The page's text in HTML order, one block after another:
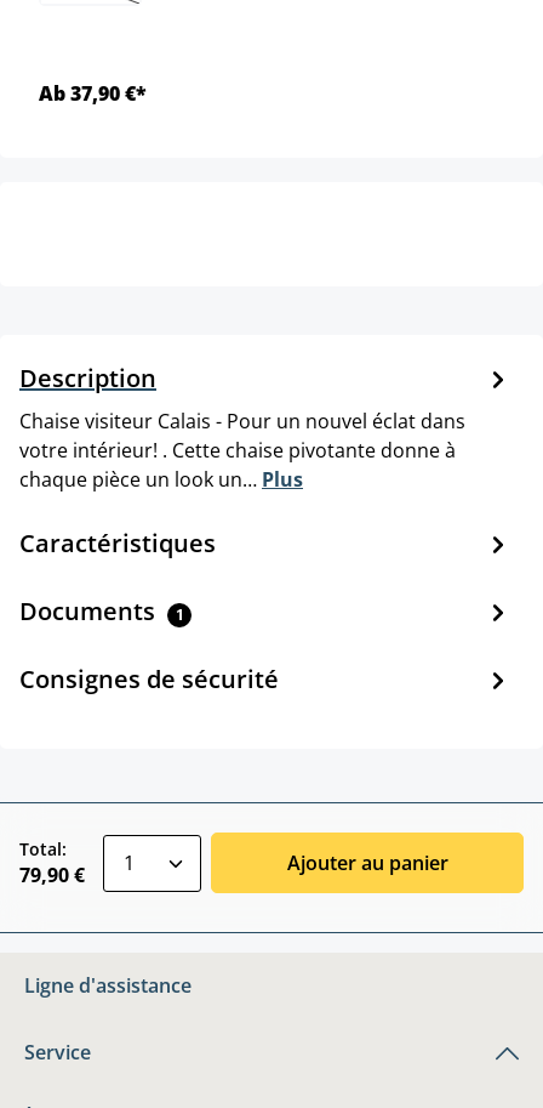
Ab 37,90 €*
Description
Chaise visiteur Calais - Pour un nouvel éclat dans
votre intérieur! . Cette chaise pivotante donne à
chaque pièce un look un… Plus
Caractéristiques
Documents 1
Consignes de sécurité
Total:
79,90 € Ajouter au panier
Ligne d'assistance
Service